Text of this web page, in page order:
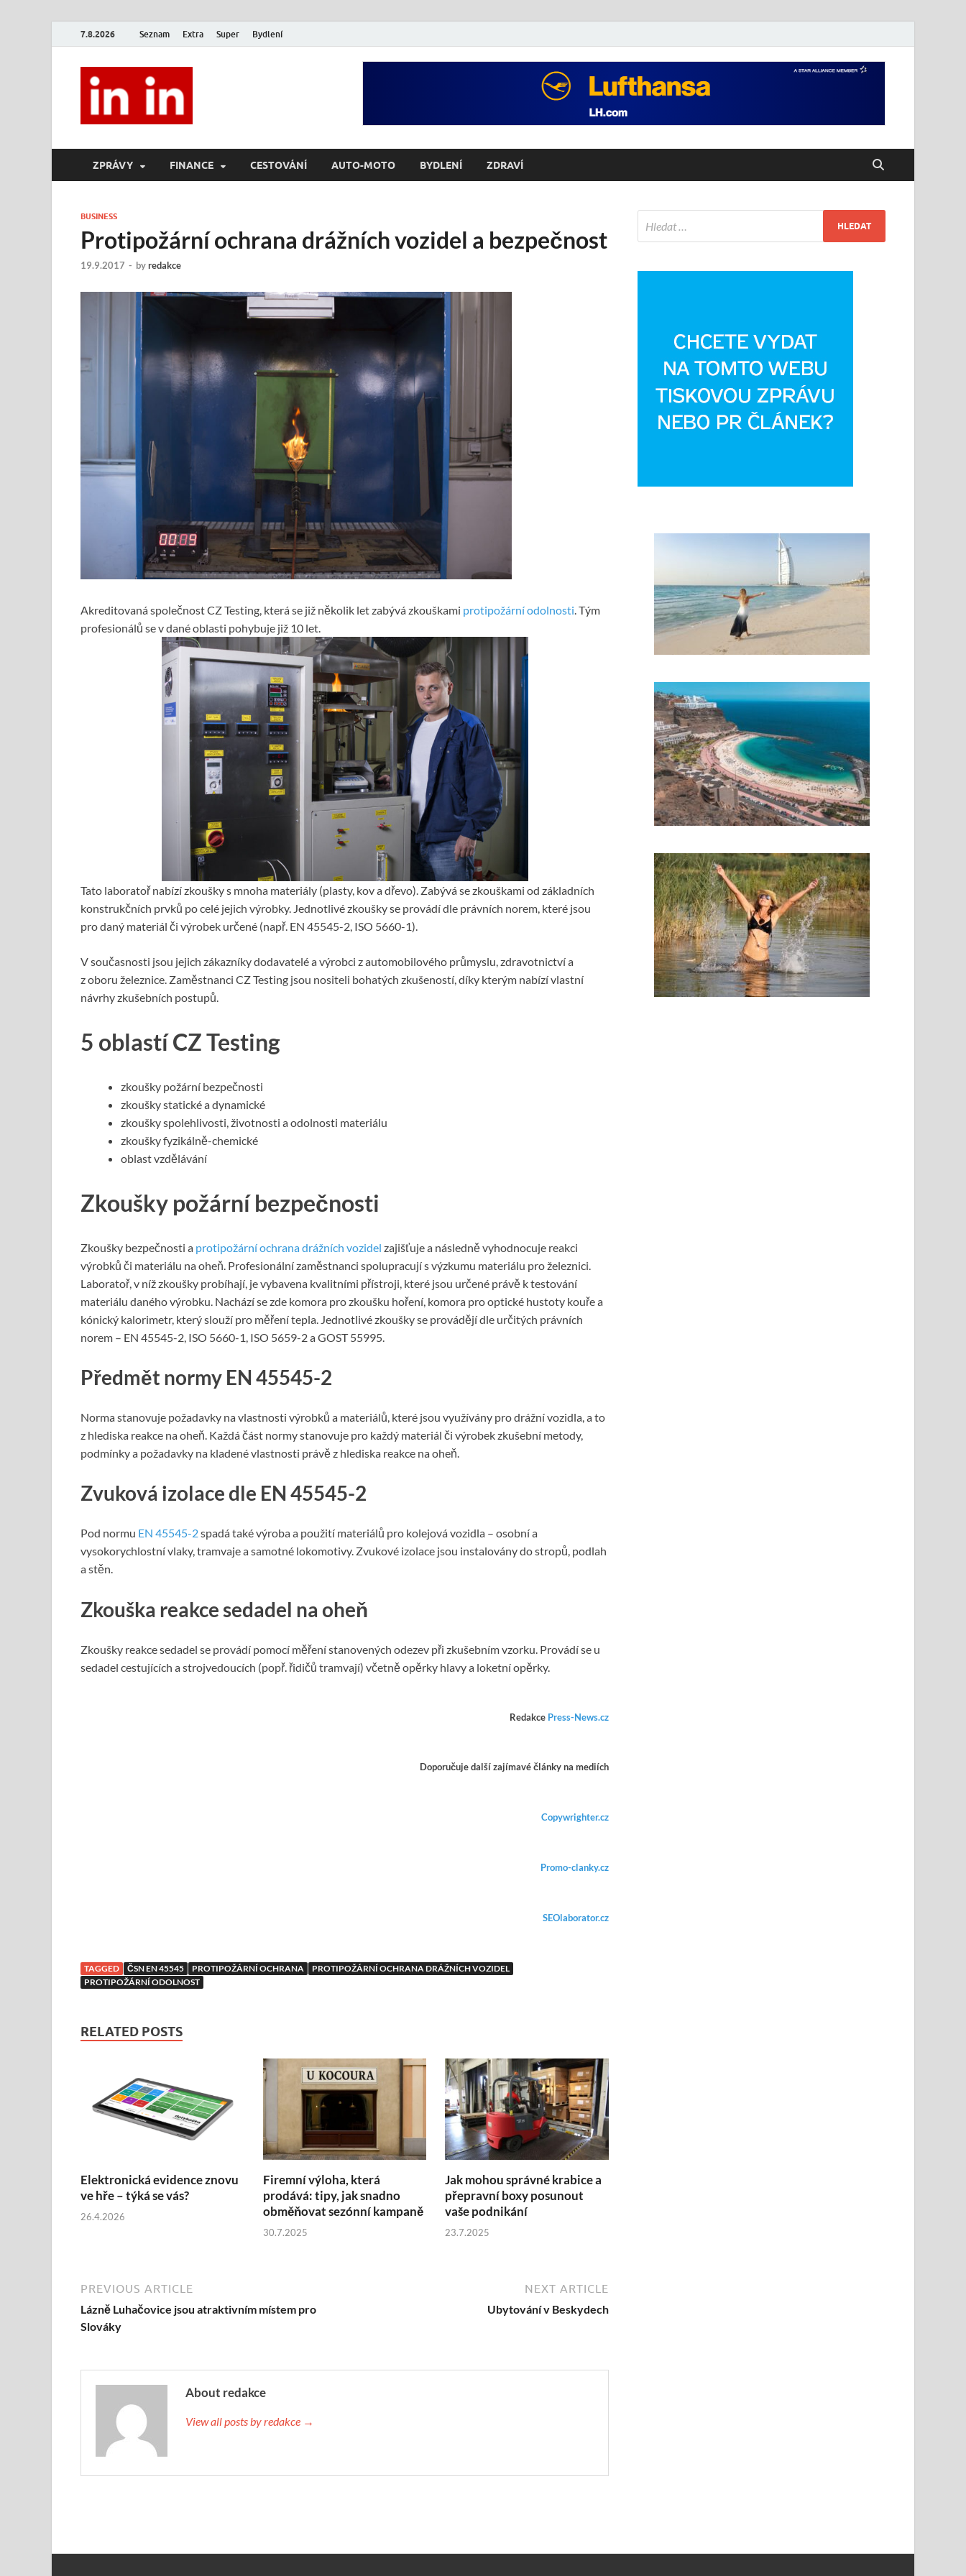
7.8.2026 Seznam Extra Super Bydlení
ZPRÁVY FINANCE CESTOVÁNÍ AUTO-MOTO BYDLENÍ ZDRAVÍ
BUSINESS
Protipožární ochrana drážních vozidel a bezpečnost
19.9.2017 - byredakce
Akreditovaná společnost CZ Testing, která se již několik let zabývá zkouškami protipožární odolnosti. Tým
profesionálů se v dané oblasti pohybuje již 10 let.
Tato laboratoř nabízí zkoušky s mnoha materiály (plasty, kov a dřevo). Zabývá se zkouškami od základních
konstrukčních prvků po celé jejich výrobky. Jednotlivé zkoušky se provádí dle právních norem, které jsou
pro daný materiál či výrobek určené (např. EN 45545-2, ISO 5660-1).
V současnosti jsou jejich zákazníky dodavatelé a výrobci z automobilového průmyslu, zdravotnictví a
z oboru železnice. Zaměstnanci CZ Testing jsou nositeli bohatých zkušeností, díky kterým nabízí vlastní
návrhy zkušebních postupů.
5 oblastí CZ Testing
zkoušky požární bezpečnosti
zkoušky statické a dynamické
zkoušky spolehlivosti, životnosti a odolnosti materiálu
zkoušky fyzikálně-chemické
oblast vzdělávání
Zkoušky požární bezpečnosti
Zkoušky bezpečnosti a protipožární ochrana drážních vozidel zajišťuje a následně vyhodnocuje reakci
výrobků či materiálu na oheň. Profesionální zaměstnanci spolupracují s výzkumu materiálu pro železnici.
Laboratoř, v níž zkoušky probíhají, je vybavena kvalitními přístroji, které jsou určené právě k testování
materiálu daného výrobku. Nachází se zde komora pro zkoušku hoření, komora pro optické hustoty kouře a
kónický kalorimetr, který slouží pro měření tepla. Jednotlivé zkoušky se provádějí dle určitých právních
norem – EN 45545-2, ISO 5660-1, ISO 5659-2 a GOST 55995.
Předmět normy EN 45545-2
Norma stanovuje požadavky na vlastnosti výrobků a materiálů, které jsou využívány pro drážní vozidla, a to
z hlediska reakce na oheň. Každá část normy stanovuje pro každý materiál či výrobek zkušební metody,
podmínky a požadavky na kladené vlastnosti právě z hlediska reakce na oheň.
Zvuková izolace dle EN 45545-2
Pod normu EN 45545-2spadá také výroba a použití materiálů pro kolejová vozidla – osobní a
vysokorychlostní vlaky, tramvaje a samotné lokomotivy. Zvukové izolace jsou instalovány do stropů, podlah
a stěn.
Zkouška reakce sedadel na oheň
Zkoušky reakce sedadel se provádí pomocí měření stanovených odezev při zkušebním vzorku. Provádí se u
sedadel cestujících a strojvedoucích (popř. řidičů tramvají) včetně opěrky hlavy a loketní opěrky.
Redakce Press-News.cz
Doporučuje další zajímavé články na mediích
Copywrighter.cz
Promo-clanky.cz
SEOlaborator.cz
TAGGED ČSN EN 45545 PROTIPOŽÁRNÍ OCHRANA
PROTIPOŽÁRNÍ OCHRANA DRÁŽNÍCH VOZIDEL
PROTIPOŽÁRNÍ ODOLNOST
RELATED POSTS
Elektronická evidence znovu
ve hře – týká se vás?
26.4.2026
Firemní výloha, která
prodává: tipy, jak snadno
obměňovat sezónní kampaně
30.7.2025
Jak mohou správné krabice a
přepravní boxy posunout
vaše podnikání
23.7.2025
PREVIOUS ARTICLE
Lázně Luhačovice jsou atraktivním místem pro
Slováky
NEXT ARTICLE
Ubytování v Beskydech
About redakce
View all posts by redakce →